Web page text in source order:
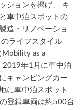
ションを掲げ、 キ
車中泊スポットの
造・リノベーショ
ライフスタイル
Mobility as a
2019年1月に車中泊
キャンピングカー
に車中泊スポット
登録車両は約500台